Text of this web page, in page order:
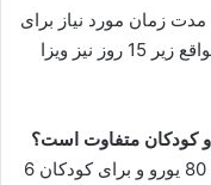
مدت زمان مورد نیاز برای
این ویزا کمتر از یک ماه است و در برخی مواقع زیر 15 روز نیز ویزا
و کودکان متفاوت است؟
بله. هزینه ویزای توریستی برای بزرگسالان 80 یورو و برای کودکان 6